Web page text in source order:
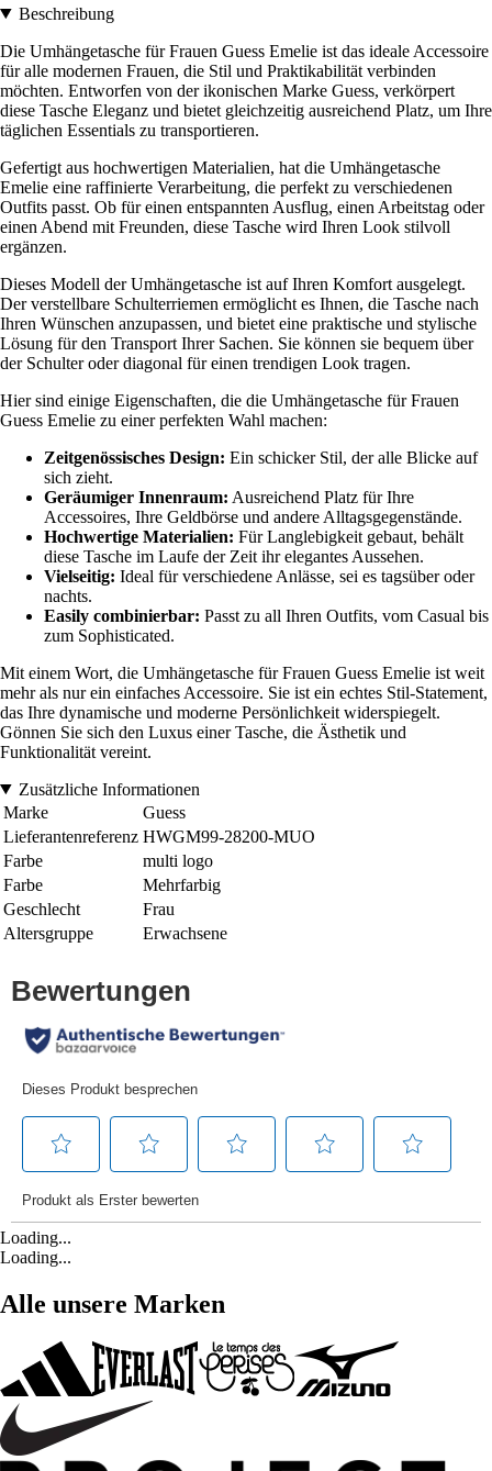
Beschreibung
Die Umhängetasche für Frauen Guess Emelie ist das ideale Accessoire
für alle modernen Frauen, die Stil und Praktikabilität verbinden
möchten. Entworfen von der ikonischen Marke Guess, verkörpert
diese Tasche Eleganz und bietet gleichzeitig ausreichend Platz, um Ihre
täglichen Essentials zu transportieren.
Gefertigt aus hochwertigen Materialien, hat die Umhängetasche
Emelie eine raffinierte Verarbeitung, die perfekt zu verschiedenen
Outfits passt. Ob für einen entspannten Ausflug, einen Arbeitstag oder
einen Abend mit Freunden, diese Tasche wird Ihren Look stilvoll
ergänzen.
Dieses Modell der Umhängetasche ist auf Ihren Komfort ausgelegt.
Der verstellbare Schulterriemen ermöglicht es Ihnen, die Tasche nach
Ihren Wünschen anzupassen, und bietet eine praktische und stylische
Lösung für den Transport Ihrer Sachen. Sie können sie bequem über
der Schulter oder diagonal für einen trendigen Look tragen.
Hier sind einige Eigenschaften, die die Umhängetasche für Frauen
Guess Emelie zu einer perfekten Wahl machen:
Zeitgenössisches Design: Ein schicker Stil, der alle Blicke auf
sich zieht.
Geräumiger Innenraum: Ausreichend Platz für Ihre
Accessoires, Ihre Geldbörse und andere Alltagsgegenstände.
Hochwertige Materialien: Für Langlebigkeit gebaut, behält
diese Tasche im Laufe der Zeit ihr elegantes Aussehen.
Vielseitig: Ideal für verschiedene Anlässe, sei es tagsüber oder
nachts.
Easily combinierbar: Passt zu all Ihren Outfits, vom Casual bis
zum Sophisticated.
Mit einem Wort, die Umhängetasche für Frauen Guess Emelie ist weit
mehr als nur ein einfaches Accessoire. Sie ist ein echtes Stil-Statement,
das Ihre dynamische und moderne Persönlichkeit widerspiegelt.
Gönnen Sie sich den Luxus einer Tasche, die Ästhetik und
Funktionalität vereint.
Zusätzliche Informationen
Marke
Guess
Lieferantenreferenz HWGM99-28200-MUO
Farbe
multi logo
Farbe
Mehrfarbig
Geschlecht
Frau
Altersgruppe
Erwachsene
Loading...
Loading...
Alle unsere Marken